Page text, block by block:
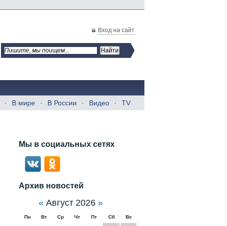
Вход на сайт
В мире В России Видео TV
Мы в социальных сетях
Архив новостей
« Август 2026 »
Пн Вт Ср Чт Пт Сб Вс